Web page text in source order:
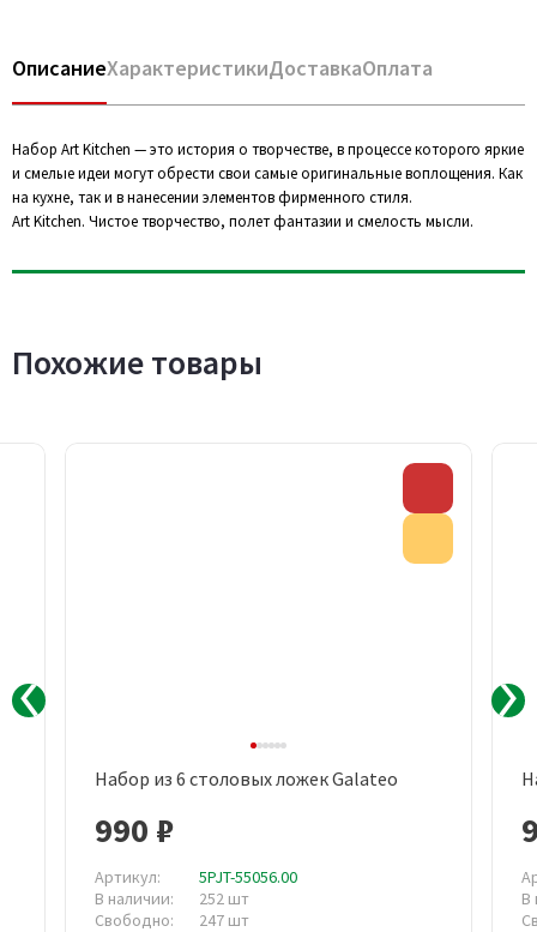
ОписаниеХарактеристикиДоставкаОплата
Набор Art Kitchen — это история о творчестве, в процессе которого яркие
и смелые идеи могут обрести свои самые оригинальные воплощения. Как
на кухне, так и в нанесении элементов фирменного стиля.
Art Kitchen. Чистое творчество, полет фантазии и смелость мысли.
Похожие товары
Набор из 6 столовых ложек Galateo
990 ₽
Артикул:
5PJT-55056.00
В наличии:
252 шт
Свободно:
247 шт
В